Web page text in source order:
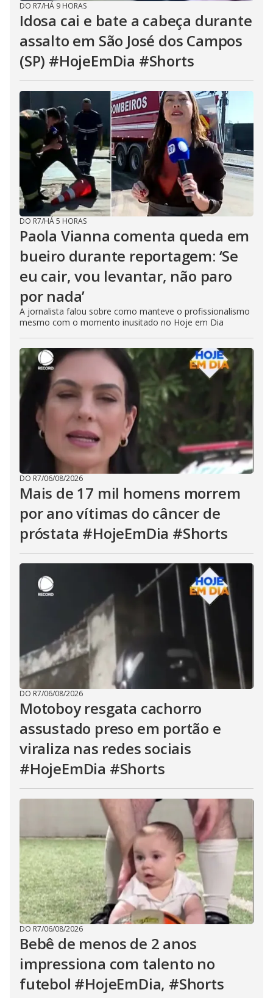
DO R7/HÁ 9 HORAS
Idosa cai e bate a cabeça durante
assalto em São José dos Campos
(SP) #HojeEmDia #Shorts
DO R7/HÁ 5 HORAS
Paola Vianna comenta queda em
bueiro durante reportagem: ‘Se
eu cair, vou levantar, não paro
por nada’
A jornalista falou sobre como manteve o profissionalismo
mesmo com o momento inusitado no Hoje em Dia
DO R7/06/08/2026
Mais de 17 mil homens morrem
por ano vítimas do câncer de
próstata #HojeEmDia #Shorts
DO R7/06/08/2026
Motoboy resgata cachorro
assustado preso em portão e
viraliza nas redes sociais
#HojeEmDia #Shorts
DO R7/06/08/2026
Bebê de menos de 2 anos
impressiona com talento no
futebol #HojeEmDia, #Shorts